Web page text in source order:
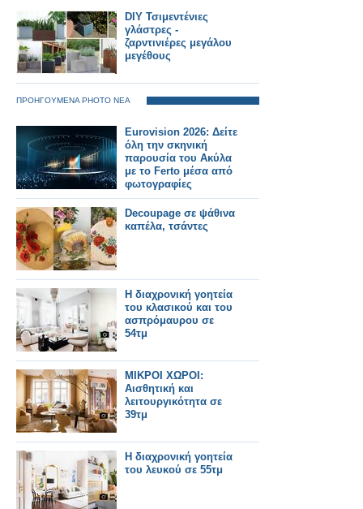
DIY Τσιμεντένιες
γλάστρες -
ζαρντινιέρες μεγάλου
μεγέθους
ΠΡΟΗΓΟΥΜΕΝΑ PHOTO ΝΕΑ
Eurovision 2026: Δείτε
όλη την σκηνική
παρουσία του Ακύλα
με το Ferto μέσα από
φωτογραφίες
Decoupage σε ψάθινα
καπέλα, τσάντες
Η διαχρονική γοητεία
του κλασικού και του
ασπρόμαυρου σε
54τμ
ΜΙΚΡΟΙ ΧΩΡΟΙ:
Αισθητική και
λειτουργικότητα σε
39τμ
Η διαχρονική γοητεία
του λευκού σε 55τμ